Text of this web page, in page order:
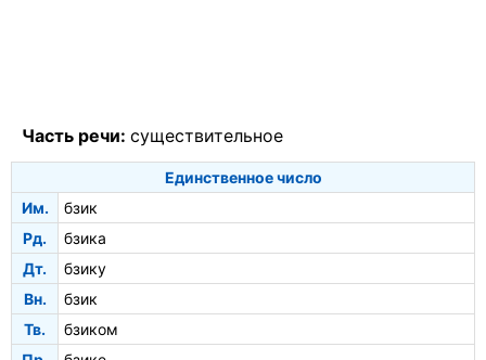
Часть речи: существительное
Единственное число
Им.
бзик
Рд.
бзика
Дт.
бзику
Вн.
бзик
Тв.
бзиком